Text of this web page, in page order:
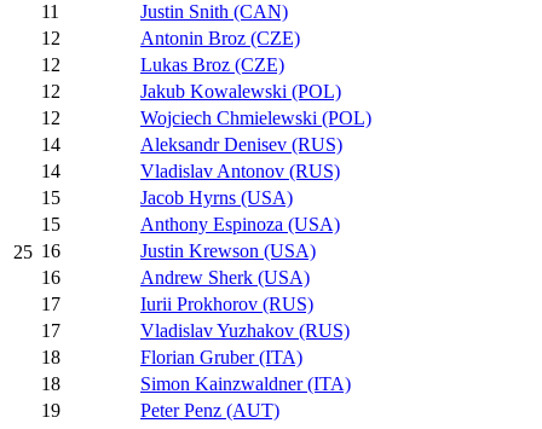
25
11
Justin Snith (CAN)
12
Antonin Broz (CZE)
12
Lukas Broz (CZE)
12
Jakub Kowalewski (POL)
12
Wojciech Chmielewski (POL)
14
Aleksandr Denisev (RUS)
14
Vladislav Antonov (RUS)
15
Jacob Hyrns (USA)
15
Anthony Espinoza (USA)
16
Justin Krewson (USA)
16
Andrew Sherk (USA)
17
Iurii Prokhorov (RUS)
17
Vladislav Yuzhakov (RUS)
18
Florian Gruber (ITA)
18
Simon Kainzwaldner (ITA)
19
Peter Penz (AUT)